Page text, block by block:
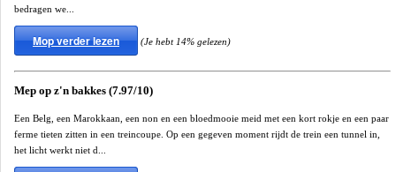
bedragen we...
Mop verder lezen (Je hebt 14% gelezen)
Mep op z'n bakkes (7.97/10)
Een Belg, een Marokkaan, een non en een bloedmooie meid met een kort rokje en een paar
ferme tieten zitten in een treincoupe. Op een gegeven moment rijdt de trein een tunnel in,
het licht werkt niet d...